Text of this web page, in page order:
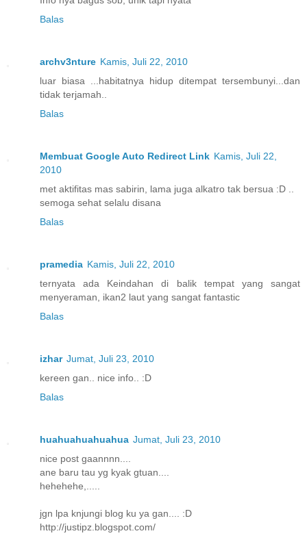
Balas
archv3nture Kamis, Juli 22, 2010
luar biasa ...habitatnya hidup ditempat tersembunyi...dan
tidak terjamah..
Balas
Membuat Google Auto Redirect Link Kamis, Juli 22,
2010
met aktifitas mas sabirin, lama juga alkatro tak bersua :D ..
semoga sehat selalu disana
Balas
pramedia Kamis, Juli 22, 2010
ternyata ada Keindahan di balik tempat yang sangat
menyeraman, ikan2 laut yang sangat fantastic
Balas
izhar Jumat, Juli 23, 2010
kereen gan.. nice info.. :D
Balas
huahuahuahuahua Jumat, Juli 23, 2010
nice post gaannnn....
ane baru tau yg kyak gtuan....
hehehehe,.....
jgn lpa knjungi blog ku ya gan.... :D
http://justipz.blogspot.com/